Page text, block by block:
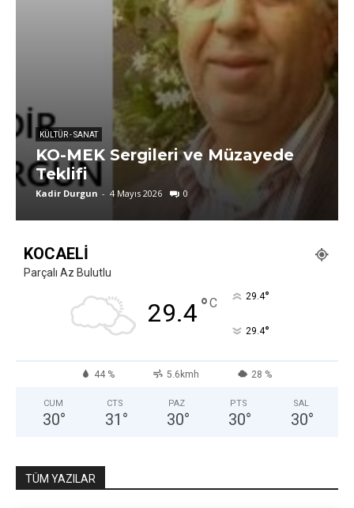
KÜLTÜR - SANAT
KO-MEK Sergileri ve Müzayede
Teklifi
Kadir Durgun - 4 Mayıs 2026 0
KOCAELI
Parçalı Az Bulutlu
29.4°C 29.4°
29.4°
44 % 5.6kmh 28 %
CUM
30°
CTS
31 °
PAZ
30°
PTS
30°
SAL
30°
TÜM YAZILAR